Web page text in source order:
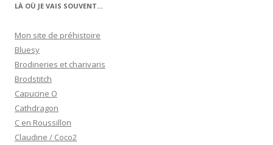
LÀ OÙ JE VAIS SOUVENT…
Mon site de préhistoire
Bluesy
Brodineries et charivaris
Brodstitch
Capucine O
Cathdragon
C en Roussillon
Claudine / Coco2